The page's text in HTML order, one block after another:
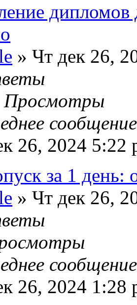
» Чт дек 26,
Просмотры
26, 2024 5:22
за 1 день:
» Чт дек 26,
26, 2024 1:28